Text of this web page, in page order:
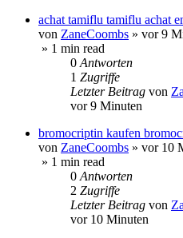
achat tamiflu tamiflu achat
von ZaneCoombs » vor 9
» 1 min read
0 Antworten
1 Zugriffe
Letzter Beitrag von
vor 9 Minuten
bromocriptin kaufen
von ZaneCoombs » vor 10
» 1 min read
0 Antworten
2 Zugriffe
Letzter Beitrag von
vor 10 Minuten